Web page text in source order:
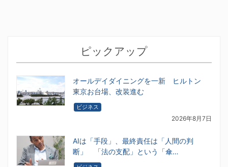
ピックアップ
オールデイダイニングを一新 ヒルトン
東京お台場、改装進む
ビジネス
2026年8月7日
AIは「手段」、最終責任は「人間の判
断」 「法の支配」という「傘…